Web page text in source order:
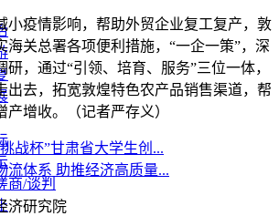
商/谈判
疫情影响，帮助外贸企业复工复产，敦
海关总署各项便利措施，“一企一策”，深
研，通过“引领、培育、服务”三位一体，
出去，拓宽敦煌特色农产品销售渠道，帮
增收。（记者严存义）
战杯”甘肃省大学生创...
流体系 助推经济高质量...
济研究院